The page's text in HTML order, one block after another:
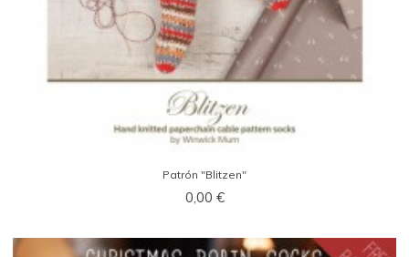
Patrón "Blitzen"
0,00 €